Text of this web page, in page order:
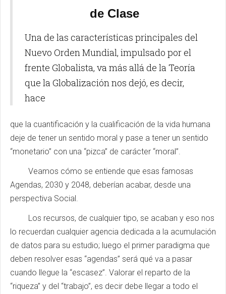
de Clase
Una de las características principales del
Nuevo Orden Mundial, impulsado por el
frente Globalista, va más allá de la Teoría
que la Globalización nos dejó, es decir,
hace
que la cuantificación y la cualificación de la vida humana
deje de tener un sentido moral y pase a tener un sentido
“monetario” con una “pizca” de carácter “moral”.
Veamos cómo se entiende que esas famosas
Agendas, 2030 y 2048, deberían acabar, desde una
perspectiva Social.
Los recursos, de cualquier tipo, se acaban y eso nos
lo recuerdan cualquier agencia dedicada a la acumulación
de datos para su estudio; luego el primer paradigma que
deben resolver esas “agendas” será qué va a pasar
cuando llegue la “escasez”. Valorar el reparto de la
“riqueza” y del “trabajo”, es decir debe llegar a todo el